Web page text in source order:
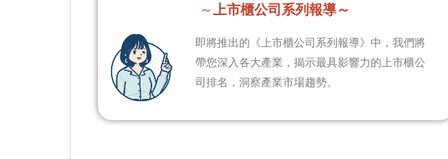
～上市櫃公司系列報導～
即將推出的《上市櫃公司系列報導》中，我們將
帶您深入各大產業，揭示最具影響力的上市櫃公
司排名，洞察產業市場趨勢。